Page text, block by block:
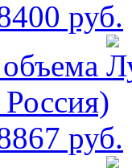
руб.
руб.